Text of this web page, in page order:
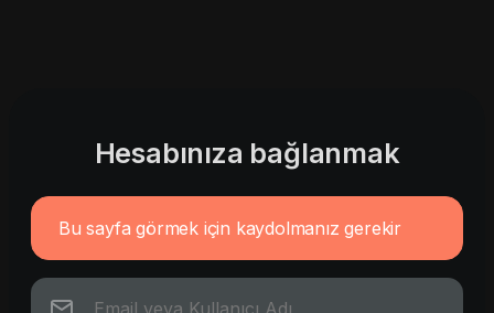
Hesabınıza bağlanmak
Bu sayfa görmek için kaydolmanız gerekir